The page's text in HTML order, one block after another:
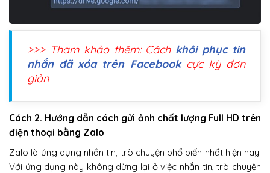
>>> Tham khảo thêm: Cáchkhôi phục tin
nhắn đã xóa trên Facebookcực kỳ đơn
giản
Cách 2. Hướng dẫn cách gửi ảnh chất lượng Full HD trên
điện thoại bằng Zalo
Zalo là ứng dụng nhắn tin, trò chuyện phổ biến nhất hiện nay.
Với ứng dụng này không dừng lại ở việc nhắn tin, trò chuyện